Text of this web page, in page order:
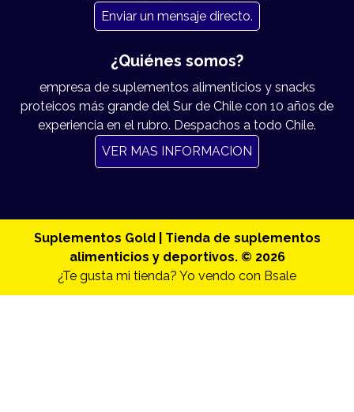
Enviar un mensaje directo.
¿Quiénes somos?
empresa de suplementos alimenticios y snacks
proteicos más grande del Sur de Chile con 10 años de
experiencia en el rubro. Despachos a todo Chile.
VER MAS INFORMACION
Suplementos Gold | Tienda de suplementos
alimenticios y deportivos. © 2026
¿Te gusta mi tienda? Yo vendo con Bsale